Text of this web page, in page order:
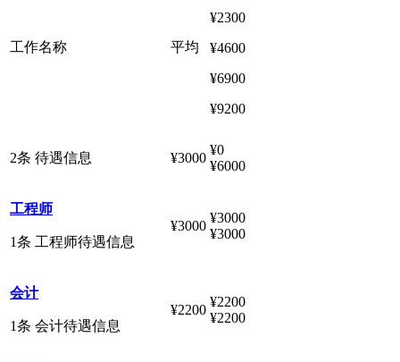
工作名称 平均
¥2300
¥4600
¥6900
¥9200
2条 待遇信息 ¥3000
¥0
¥6000
工程师
1条 工程师待遇信息
¥3000
¥3000
¥3000
会计
1条 会计待遇信息
¥2200
¥2200
¥2200